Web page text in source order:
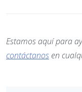
Estamos aquí para
contáctanos en